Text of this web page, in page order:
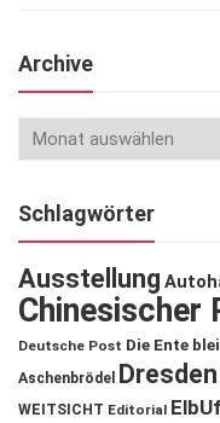
Archive
Schlagwörter
Ausstellung
Chinesischer
Deutsche Post Die Ente
Aschenbrödel
Dresden
WEITSICHT Editorial